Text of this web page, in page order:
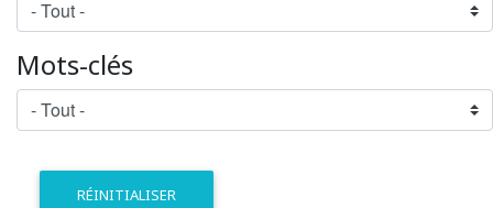
Mots-clés
RÉINITIALISER